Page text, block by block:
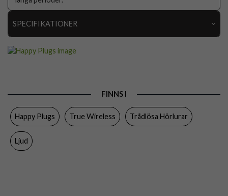
SPECIFIKATIONER
Material Plast
Varumärke
Tillverkarens art nr
FINNS I
Happy Plugs True Wireless Trådlösa Hörlurar
Ljud